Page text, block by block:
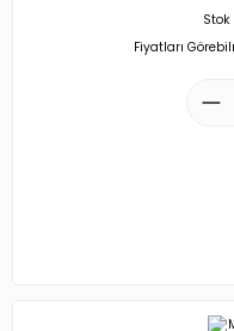
Stok
Fiyatları